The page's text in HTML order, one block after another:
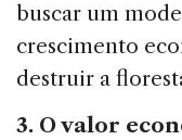
bus­car um
crescimento
destruir a
3. O valor